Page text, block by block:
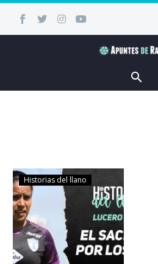
Historias del llano